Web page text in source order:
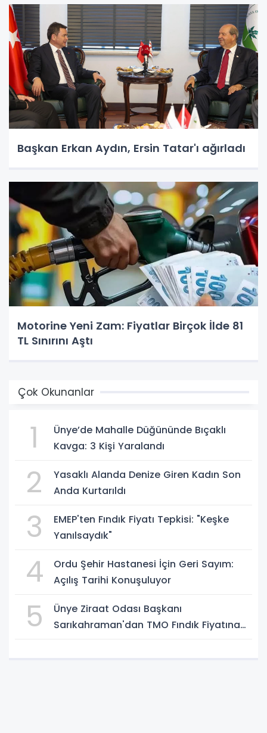
Başkan Erkan Aydın, Ersin Tatar'ı ağırladı
Motorine Yeni Zam: Fiyatlar Birçok İlde 81
TL Sınırını Aştı
Çok Okunanlar
1
Ünye’de Mahalle Düğününde Bıçaklı
Kavga: 3 Kişi Yaralandı
2
Yasaklı Alanda Denize Giren Kadın Son
Anda Kurtarıldı
3
EMEP'ten Fındık Fiyatı Tepkisi: "Keşke
Yanılsaydık"
4
Ordu Şehir Hastanesi İçin Geri Sayım:
Açılış Tarihi Konuşuluyor
5
Ünye Ziraat Odası Başkanı
Sarıkahraman'dan TMO Fındık Fiyatına